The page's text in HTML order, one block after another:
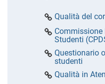
Qualità del
Commissione
Studenti
Questionario
studenti
Qualità in